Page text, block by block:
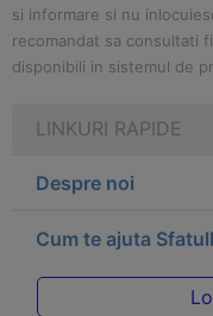
si informare si nu
recomandat sa consultati
disponibili in sistemul de
LINKURI RAPIDE
Despre noi
Cum te ajuta